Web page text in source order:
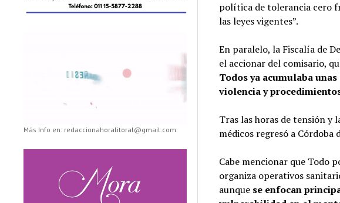
Más Info en: redaccionahoralitoral@gmail.com
política de tolerancia cero
las leyes vigentes”.
En paralelo, la Fiscalía de
el accionar del comisario,
Todos ya acumulaba
violencia y
Tras las horas de tensión y
médicos regresó a
Cabe mencionar que Todo
organiza operativos
aunque se enfocan